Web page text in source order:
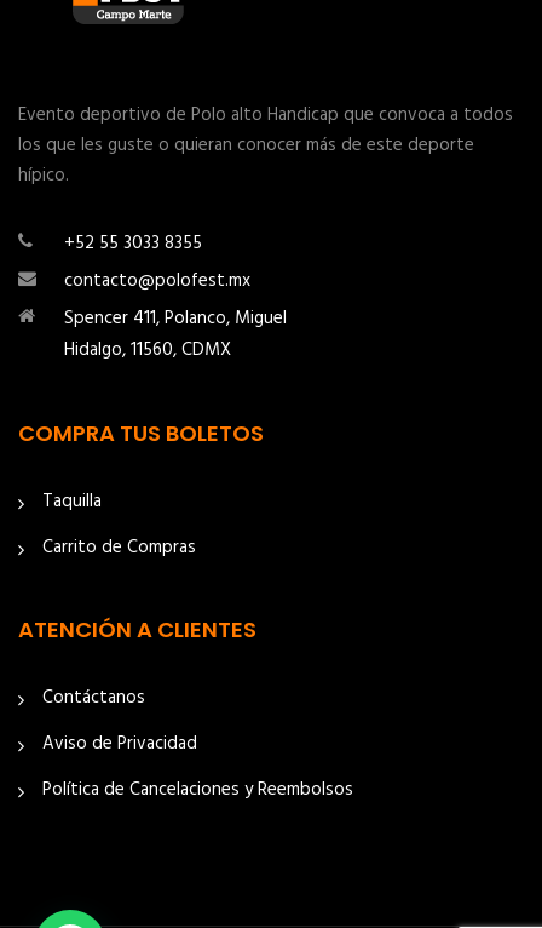
Evento deportivo de Polo alto Handicap que convoca a todos
los que les guste o quieran conocer más de este deporte
hípico.
+52 55 3033 8355
contacto@polofest.mx
Spencer 411, Polanco, Miguel
Hidalgo, 11560, CDMX
COMPRA TUS BOLETOS
Taquilla
Carrito de Compras
ATENCIÓN A CLIENTES
Contáctanos
Aviso de Privacidad
Política de Cancelaciones y Reembolsos